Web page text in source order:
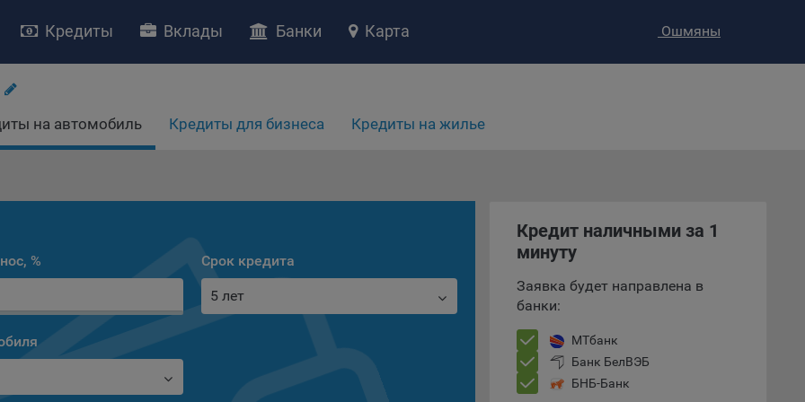
«О политике обработки файлов cookie»
подходит к соблюдению прав субъектов персональных данных.
положения о политике обработки файлов cookie (далее –
) является одной из принимаемых Обществом мер по защите
данных, предусмотренных статьей 17 Закона Республики
Ошмяны
Кредиты Вклады Банки Карта
на автомобиль Кредиты для бизнеса Кредиты на жилье
% Срок кредита
5 лет
Кредит наличными за 1
минуту
Заявка будет направлена в
банки:
МТбанк
Банк БелВЭБ
БНБ-Банк